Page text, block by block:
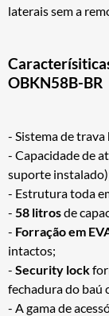
laterais sem a
OBKN58B-BR
- Sistema de trava
- Capacidade de
suporte
- Estrutura toda
- 58 litrosde
- Forração em
intactos;
- Security lock
fechadura do baú
- A gama de